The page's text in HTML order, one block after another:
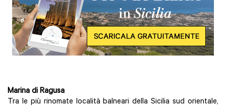
Marina di Ragusa
Tra le più rinomate località balneari della Sicilia sud orientale,